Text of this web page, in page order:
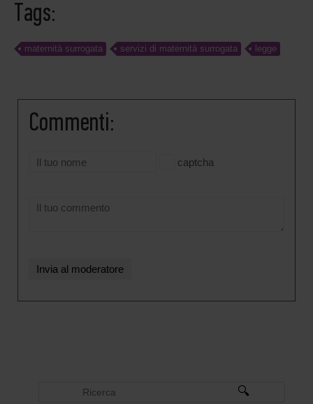
Tags:
maternità surrogata servizi di maternità surrogata legge
Commenti:
captcha